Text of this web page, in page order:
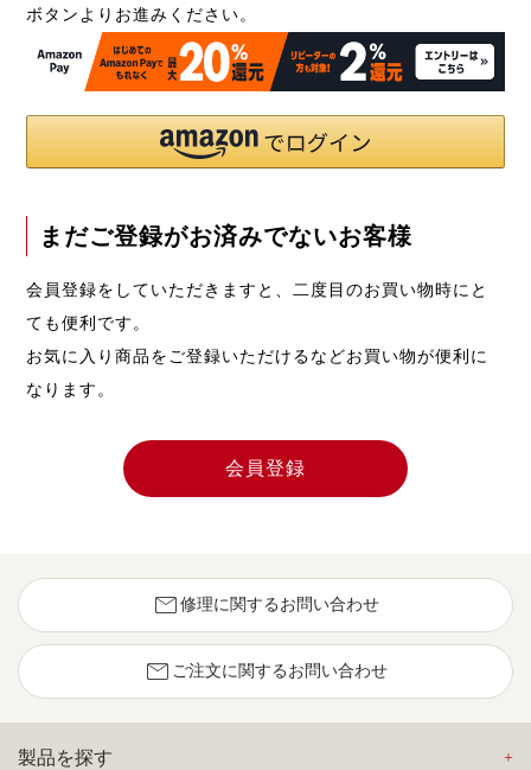
ボタンよりお進みください。
まだご登録がお済みでないお客様
会員登録をしていただきますと、二度目のお買い物時にと
ても便利です。
お気に入り商品をご登録いただけるなどお買い物が便利に
なります。
会員登録
mail 修理に関するお問い合わせ
mail ご注文に関するお問い合わせ
製品を探す